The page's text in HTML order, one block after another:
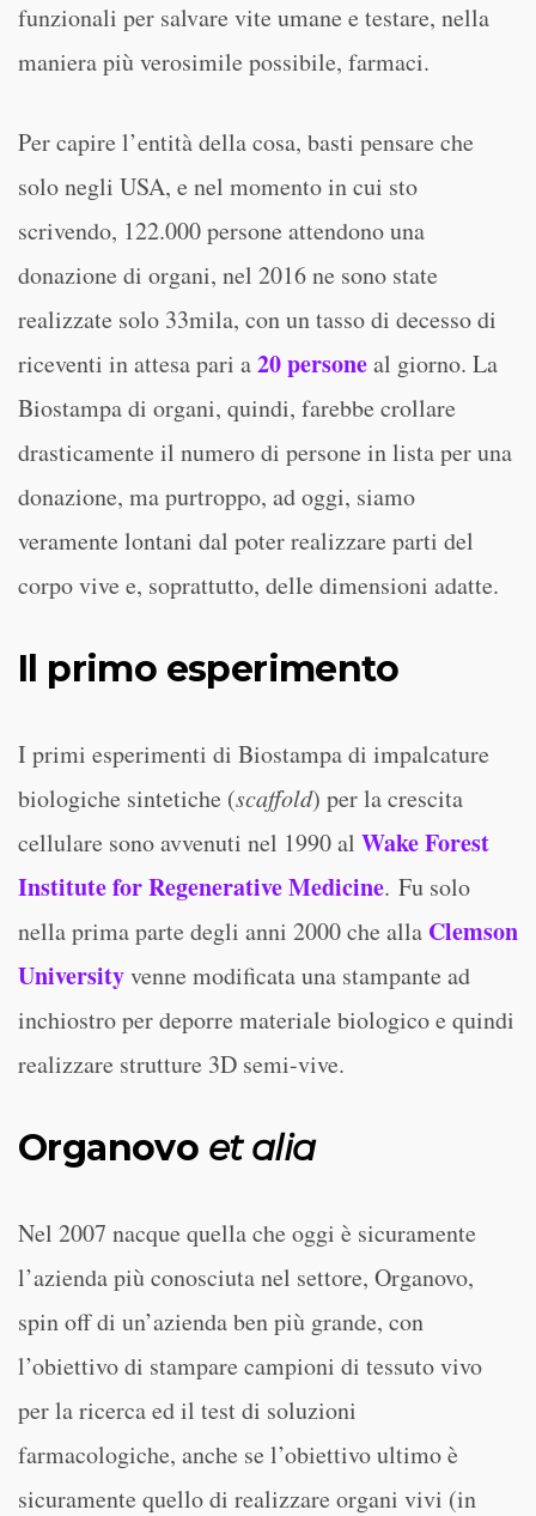
funzionali per salvare vite umane e testare, nella
maniera più verosimile possibile, farmaci.
Per capire l’entità della cosa, basti pensare che
solo negli USA, e nel momento in cui sto
scrivendo, 122.000 persone attendono una
donazione di organi, nel 2016 ne sono state
realizzate solo 33mila, con un tasso di decesso di
riceventi in attesa pari a20 personeal giorno. La
Biostampa di organi, quindi, farebbe crollare
drasticamente il numero di persone in lista per una
donazione, ma purtroppo, ad oggi, siamo
veramente lontani dal poter realizzare parti del
corpo vive e, soprattutto, delle dimensioni adatte.
Il primo esperimento
I primi esperimenti di Biostampa di impalcature
biologiche sintetiche (scaffold) per la crescita
cellulare sono avvenuti nel 1990 al Wake Forest
Institute for Regenerative Medicine. Fu solo
nella prima parte degli anni 2000 che alla Clemson
Universityvenne modificata una stampante ad
inchiostro per deporre materiale biologico e quindi
realizzare strutture 3D semi-vive.
Organovo et alia
Nel 2007 nacque quella che oggi è sicuramente
l’azienda più conosciuta nel settore, Organovo,
spin off di un’azienda ben più grande, con
l’obiettivo di stampare campioni di tessuto vivo
per la ricerca ed il test di soluzioni
farmacologiche, anche se l’obiettivo ultimo è
sicuramente quello di realizzare organi vivi (in